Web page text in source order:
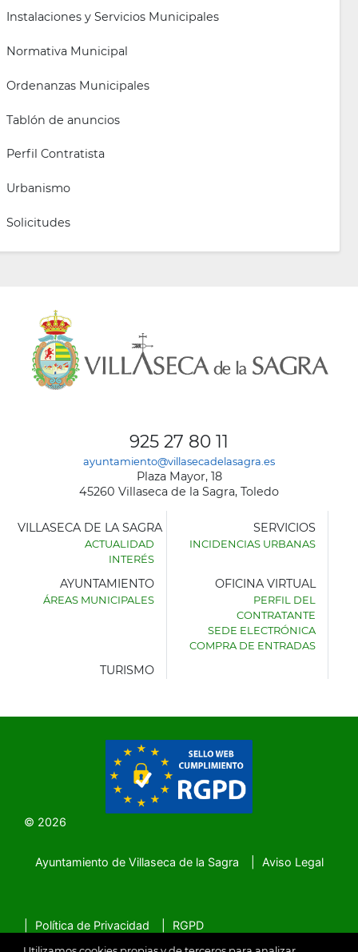
Instalaciones y Servicios Municipales
Normativa Municipal
Ordenanzas Municipales
Tablón de anuncios
Perfil Contratista
Urbanismo
Solicitudes
925 27 80 11
ayuntamiento@villasecadelasagra.es
Plaza Mayor, 18
45260 Villaseca de la Sagra, Toledo
AYUNTAMIENTO
VILLASECA DE LA SAGRA
ACTUALIDAD
INTERÉS
SERVICIOS
INCIDENCIAS URBANAS
AYUNTAMIENTO
ÁREAS MUNICIPALES
OFICINA VIRTUAL
PERFIL DEL
CONTRATANTE
SEDE ELECTRÓNICA
COMPRA DE ENTRADAS
TURISMO
© 2026
Ayuntamiento de Villaseca de la Sagra Aviso Legal
Política de Privacidad RGPD